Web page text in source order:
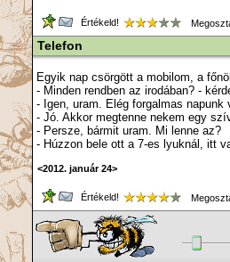
Értékeld!
Telefon
Egyik nap csörgött a mobilom, a
- Minden rendben az irodában? -
- Igen, uram. Elég forgalmas
- Jó. Akkor megtenne nekem egy
- Persze, bármit uram. Mi lenne az?
- Húzzon bele ott a 7-es lyuknál, itt
<2012. január 24>
Értékeld!